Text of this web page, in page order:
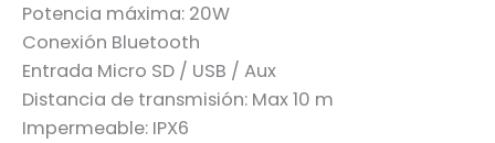
Potencia máxima: 20W
Conexión Bluetooth
Entrada Micro SD / USB / Aux
Distancia de transmisión: Max 10 m
Impermeable: IPX6